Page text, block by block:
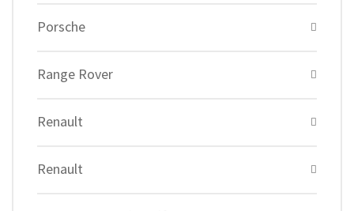
Porsche
Range Rover
Renault
Renault